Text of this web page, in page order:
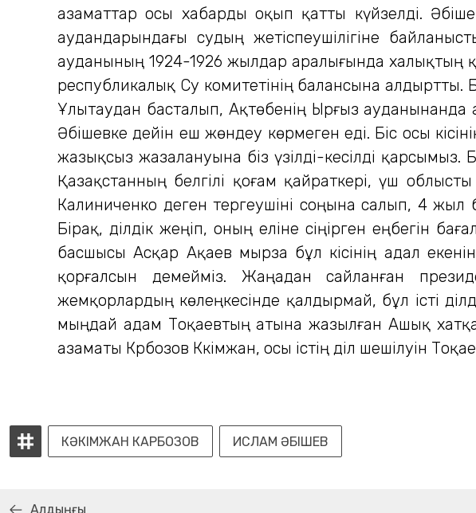
азаматтар осы хабарды оқып қатты күйзелді.
аудандарындағы судың жетіспеушілігіне
ауданының 1924-1926 жылдар аралығында халықтың
республикалық Су комитетінің балансына алдыртты.
Ұлытаудан басталып, Ақтөбенің Ырғыз
Әбішевке дейін еш жөндеу көрмеген еді. Біс осы
жазықсыз жазалануына біз үзілді-кесілді
Қазақстанның белгілі қоғам қайраткері, үш
Калиниченко деген тергеушіні соңына салып, 4
Бірақ, әділдік жеңіп, оның еліне сіңірген еңбегін
басшысы Асқар Ақаев мырза бұл кісінің адал
қорғалсын демейміз. Жаңадан сайланған
жемқорлардың көлеңкесінде қалдырмай, бұл істі
мыңдай адам Тоқаевтың атына жазылған Ашық
азаматы Кәрбозов Кәкімжан, осы істің әділ шешілуін
КӘКІМЖАН КАРБОЗОВ ИСЛАМ ӘБІШЕВ
Алдыңғы